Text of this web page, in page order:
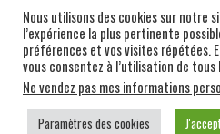
Deezer
Nous utilisons des cookies sur notre
l’expérience la plus pertinente
préférences et vos visites répétées.
vous consentez à l’utilisation de tous
Ne vendez pas mes informations
Paramètres des cookies